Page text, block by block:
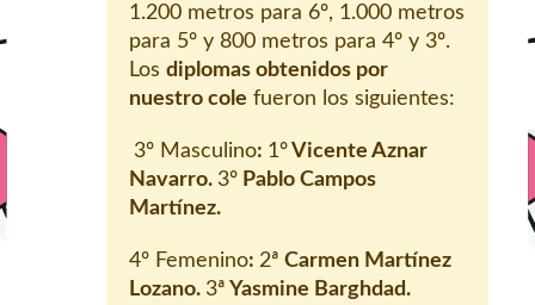
1.200 metros para 6º, 1.000 metros
para 5º y 800 metros para 4º y 3º.
Los diplomas obtenidos por
nuestro cole fueron los siguientes:
3º Masculino: 1ºVicente Aznar
Navarro. 3º Pablo Campos
Martínez.
4º Femenino: 2ª Carmen Martínez
Lozano. 3ª Yasmine Barghdad.